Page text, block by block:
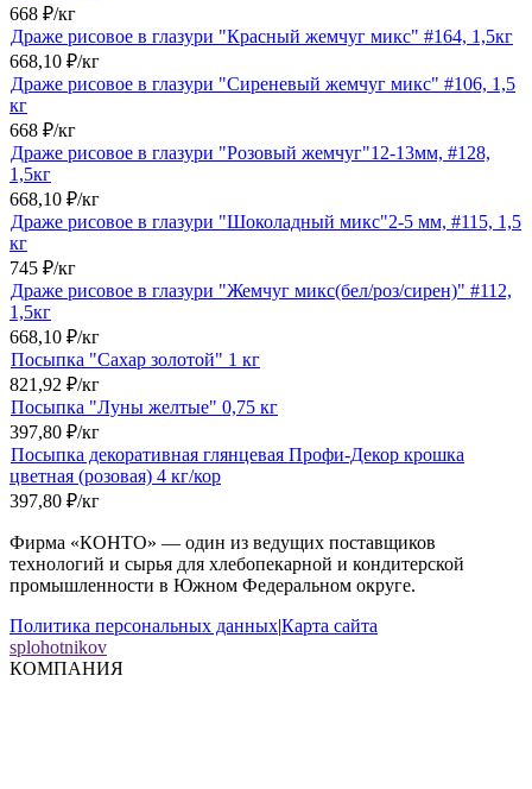
668 ₽/кг
Драже рисовое в глазури "Красный жемчуг микс" #164, 1,5кг
668,10 ₽/кг
Драже рисовое в глазури "Сиреневый жемчуг микс" #106, 1,5
кг
668 ₽/кг
Драже рисовое в глазури "Розовый жемчуг"12-13мм, #128,
1,5кг
668,10 ₽/кг
Драже рисовое в глазури "Шоколадный микс"2-5 мм, #115, 1,5
кг
745 ₽/кг
Драже рисовое в глазури "Жемчуг микс(бел/роз/сирен)" #112,
1,5кг
668,10 ₽/кг
Посыпка "Сахар золотой" 1 кг
821,92 ₽/кг
Посыпка "Луны желтые" 0,75 кг
397,80 ₽/кг
Посыпка декоративная глянцевая Профи-Декор крошка
цветная (розовая) 4 кг/кор
397,80 ₽/кг
Фирма «КОНТО» — один из ведущих поставщиков
технологий и сырья для хлебопекарной и кондитерской
промышленности в Южном Федеральном округе.
Политика персональных данных|Карта сайта
splohotnikov
КОМПАНИЯ